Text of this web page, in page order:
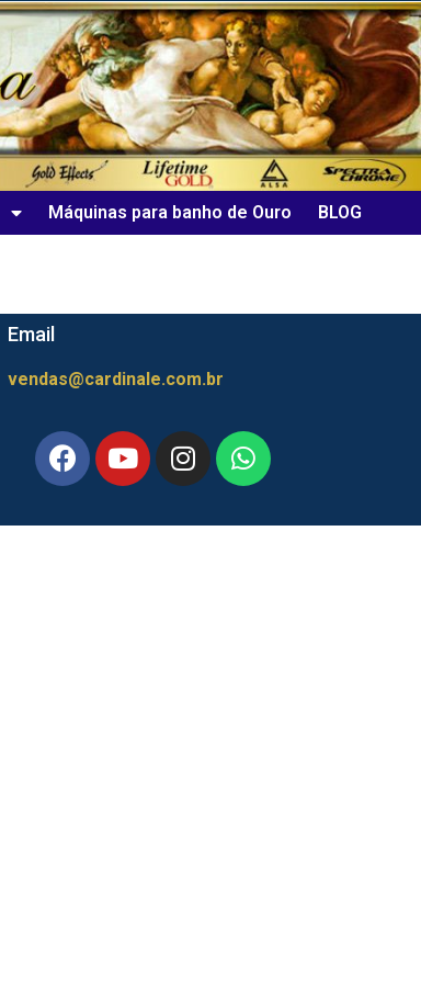
Máquinas para banho de Ouro BLOG
Email
vendas@cardinale.com.br